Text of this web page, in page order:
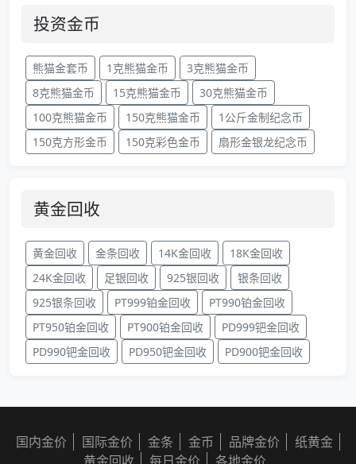
投资金币
熊猫金套币 1克熊猫金币
3克熊猫金币
8克熊猫金币
15克熊猫金币
30克熊猫金币
100克熊猫金币
150克熊猫金币
1公斤金制纪念币
150克方形金币
150克彩色金币 扇形金银龙纪念币
黄金回收
黄金回收 金条回收 14K金回收
18K金回收
24K金回收
足银回收 925银回收
银条回收
925银条回收
PT999铂金回收
PT990铂金回收
PT950铂金回收
PT900铂金回收
PD999钯金回收
PD990钯金回收
PD950钯金回收 PD900钯金回收
国内金价 国际金价 金条 金币 品牌金价
纸黄金